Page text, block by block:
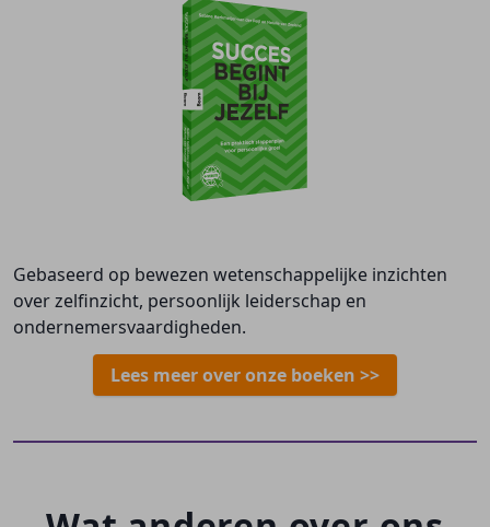
Gebaseerd op bewezen wetenschappelijke inzichten
over zelfinzicht, persoonlijk leiderschap en
ondernemersvaardigheden.
Lees meer over onze boeken >>